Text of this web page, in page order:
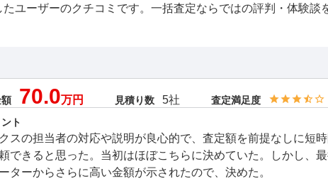
ユーザーのクチコミです。一括査定ならではの評判・体験談
70.0万円 見積り数 5社 査定満足度
ト
スの担当者の対応や説明が良心的で、査定額を前提なしに短
できると思った。当初はほぼこちらに決めていた。しかし、
ターからさらに高い金額が示されたので、決めた。